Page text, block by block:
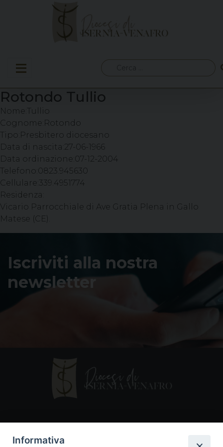
per:
Rotondo Tullio
Nome: Tullio
Cognome: Rotondo
Tipo: Presbitero diocesano
Data di nascita: 27-06-1966
Data ordinazione: 07-12-2004
Telefono: 0823.945630
Cellulare: 339.4951774
Residenza:
Vicario Parrocchiale di Ave Gratia Plena in Gallo
Matese (CE).
Iscriviti alla nostra
newsletter
Informativa